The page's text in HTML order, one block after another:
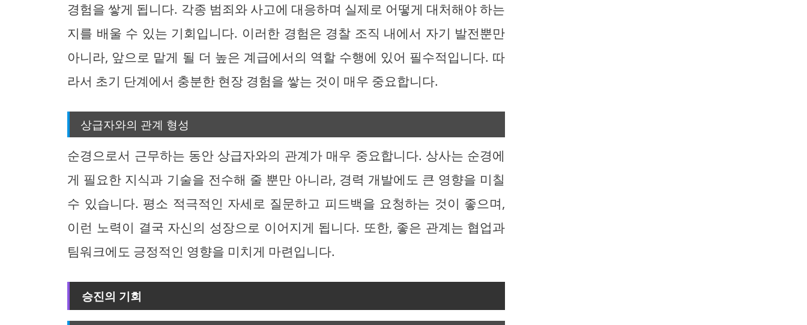
경험을 쌓게 됩니다. 각종 범죄와 사고에 대응하며 실제로 어떻게 대처해야 하는
지를 배울 수 있는 기회입니다. 이러한 경험은 경찰 조직 내에서 자기 발전뿐만
아니라, 앞으로 맡게 될 더 높은 계급에서의 역할 수행에 있어 필수적입니다. 따
라서 초기 단계에서 충분한 현장 경험을 쌓는 것이 매우 중요합니다.
상급자와의 관계 형성
순경으로서 근무하는 동안 상급자와의 관계가 매우 중요합니다. 상사는 순경에
게 필요한 지식과 기술을 전수해 줄 뿐만 아니라, 경력 개발에도 큰 영향을 미칠
수 있습니다. 평소 적극적인 자세로 질문하고 피드백을 요청하는 것이 좋으며,
이런 노력이 결국 자신의 성장으로 이어지게 됩니다. 또한, 좋은 관계는 협업과
팀워크에도 긍정적인 영향을 미치게 마련입니다.
승진의 기회